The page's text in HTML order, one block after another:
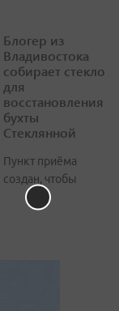
Блогер из
Владивостока
собирает стекло
для
восстановления
бухты
Стеклянной
Пункт приёма
создан, чтобы